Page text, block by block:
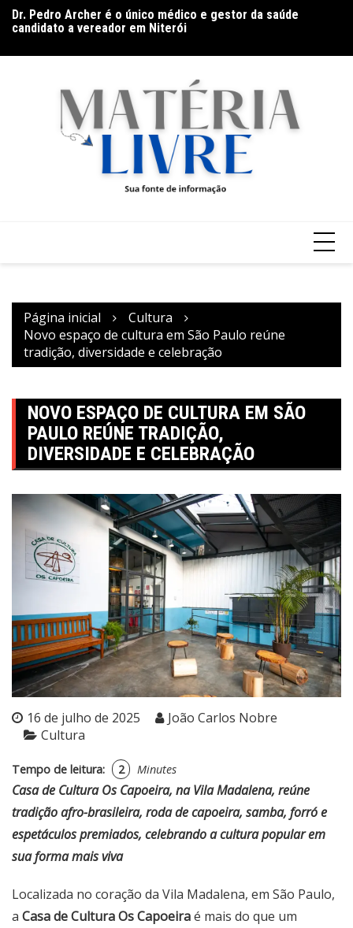
para
conteúdo
candidato a vereador em Niterói
De olho no líder: Jhonathan Silva projeta duelo do Athletic
Página inicial
Cultura
Novo espaço de cultura em São Paulo reúne
tradição, diversidade e celebração
NOVO ESPAÇO DE CULTURA EM SÃO
PAULO REÚNE TRADIÇÃO,
DIVERSIDADE E CELEBRAÇÃO
16 de julho de 2025
João Carlos Nobre
Cultura
Tempo de leitura: 2 Minutes
Casa de Cultura Os Capoeira, na Vila Madalena, reúne
tradição afro-brasileira, roda de capoeira, samba, forró e
espetáculos premiados, celebrando a cultura popular em
sua forma mais viva
Localizada no coração da Vila Madalena, em São Paulo,
a Casa de Cultura Os Capoeiraé mais do que um